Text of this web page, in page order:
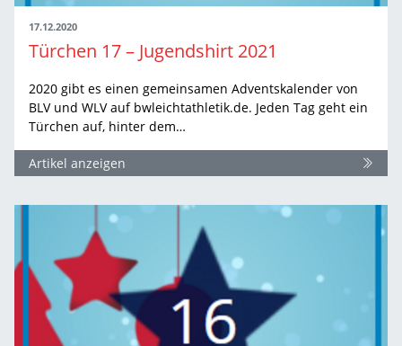
17.12.2020
Türchen 17 – Jugendshirt 2021
2020 gibt es einen gemeinsamen Adventskalender von
BLV und WLV auf bwleichtathletik.de. Jeden Tag geht ein
Türchen auf, hinter dem…
Artikel anzeigen